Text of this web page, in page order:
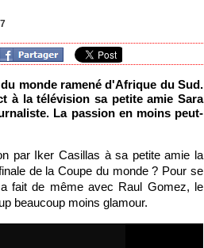
monde ramené d'Afrique du Sud.
à la télévision sa petite amie Sara
La passion en moins peut-
par Iker Casillas à sa petite amie la
de la Coupe du monde ? Pour se
fait de même avec Raul Gomez, le
beaucoup moins glamour.